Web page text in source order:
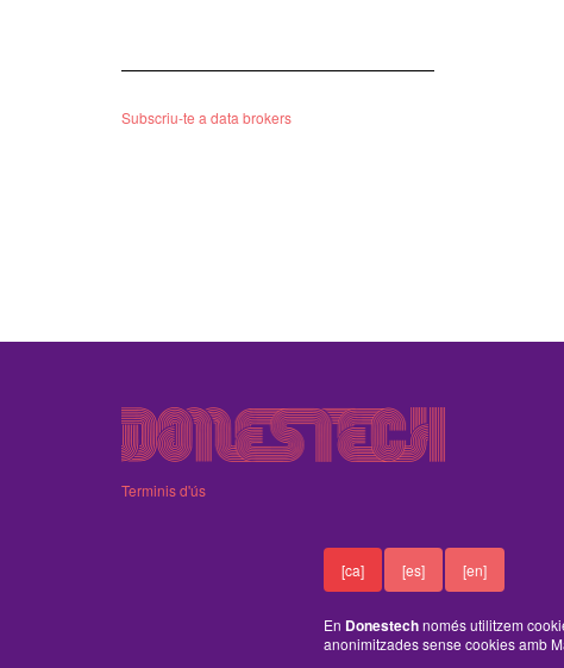
[ca] [es] [en]
En Donestechnomés utilitzem
anonimitzades sense cookies amb
Subscriu-te a data brokers
Terminis d'ús